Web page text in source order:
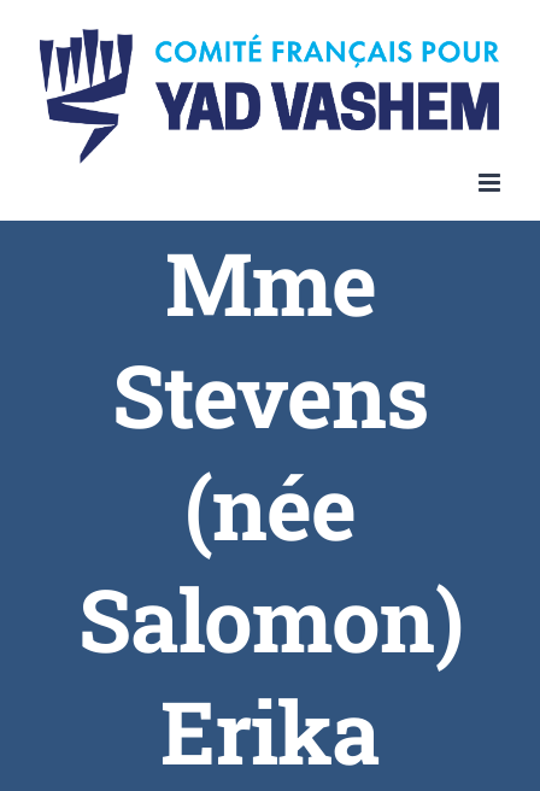
content
Mme
Stevens
(née
Salomon)
Erika